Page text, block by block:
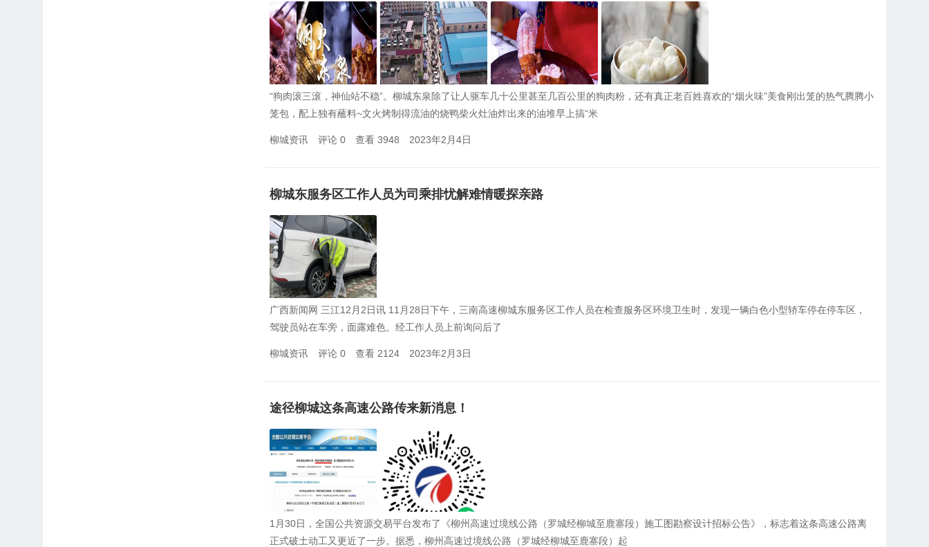
“狗肉滚三滚，神仙站不稳”。柳城东泉除了让人驱车几十公里甚至几百公里的狗肉粉，还有真正老百姓喜欢的“烟火味”美食刚出笼的热气腾腾小
笼包，配上独有蘸料~文火烤制得流油的烧鸭柴火灶油炸出来的油堆早上搞“米
柳城资讯 评论 0 查看 3948 2023年2月4日
柳城东服务区工作人员为司乘排忧解难情暖探亲路
广西新闻网 三江12月2日讯 11月28日下午，三南高速柳城东服务区工作人员在检查服务区环境卫生时，发现一辆白色小型轿车停在停车区，
驾驶员站在车旁，面露难色。经工作人员上前询问后了
柳城资讯 评论 0 查看 2124 2023年2月3日
途径柳城这条高速公路传来新消息！
1月30日，全国公共资源交易平台发布了《柳州高速过境线公路（罗城经柳城至鹿寨段）施工图勘察设计招标公告》，标志着这条高速公路离
正式破土动工又更近了一步。据悉，柳州高速过境线公路（罗城经柳城至鹿寨段）起